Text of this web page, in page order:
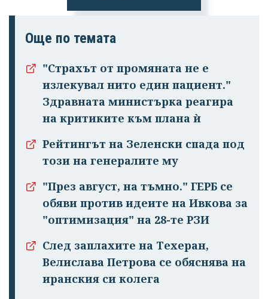
Още по темата
"Страхът от промяната не е
излекувал нито един пациент."
Здравната министърка реагира
на критиките към плана ѝ
Рейтингът на Зеленски спада под
този на генералите му
"През август, на тъмно." ГЕРБ се
обяви против идеите на Ивкова за
"оптимизация" на 28-те РЗИ
След заплахите на Техеран,
Велислава Петрова се обяснява на
иранския си колега